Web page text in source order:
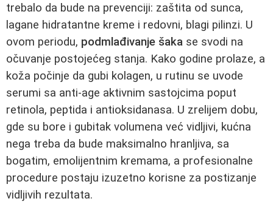
trebalo da bude na prevenciji: zaštita od sunca,
lagane hidratantne kreme i redovni, blagi pilinzi. U
ovom periodu, podmlađivanje šaka se svodi na
očuvanje postojećeg stanja. Kako godine prolaze, a
koža počinje da gubi kolagen, u rutinu se uvode
serumi sa anti-age aktivnim sastojcima poput
retinola, peptida i antioksidanasa. U zrelijem dobu,
gde su bore i gubitak volumena već vidljivi, kućna
nega treba da bude maksimalno hranljiva, sa
bogatim, emolijentnim kremama, a profesionalne
procedure postaju izuzetno korisne za postizanje
vidljivih rezultata.